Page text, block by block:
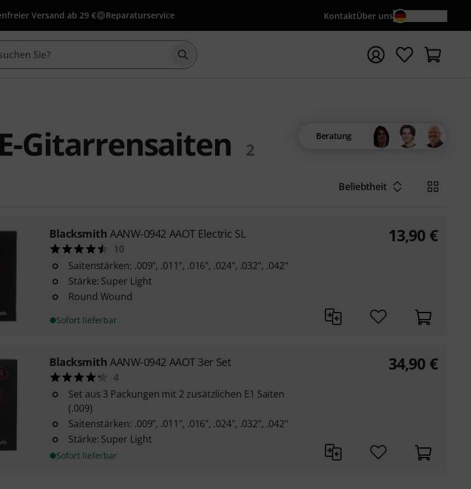
Versand ab 29 € Reparaturservice KontaktÜber uns
Suche mit Suchwort {searchTerm} starten
Gitarrensaiten 2
Beratung
Beliebtheit
Blacksmith AANW-0942 AAOT Electric SL
10
Saitenstärken: .009", .011", .016", .024", .032", .042"
Stärke: Super Light
Round Wound
Sofort lieferbar
13,90 €
Blacksmith AANW-0942 AAOT 3er Set
4
Set aus 3 Packungen mit 2 zusätzlichen E1 Saiten
(.009)
Saitenstärken: .009", .011", .016", .024", .032", .042"
Stärke: Super Light
Sofort lieferbar
34,90 €